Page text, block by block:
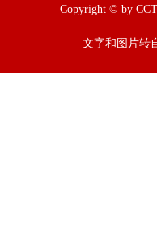
Copyright © by
文字和图片转